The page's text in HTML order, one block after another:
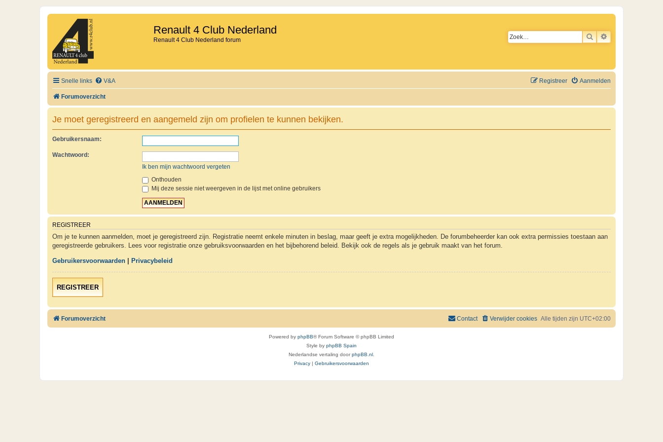
Renault 4 Club Nederland
Renault 4 Club Nederland forum ZOEKUITGEBREID
Snelle links V&A Aanmelden
Registreer
Forumoverzicht
Je moet geregistreerd en aangemeld zijn om profielen te kunnen bekijken.
Gebruikersnaam:
Wachtwoord:
Ik ben mijn wachtwoord vergeten
Onthouden
Mij deze sessie niet weergeven in de lijst met online gebruikers
REGISTREER
Om je te kunnen aanmelden, moet je geregistreerd zijn. Registratie neemt enkele minuten in beslag, maar geeft je extra mogelijkheden. De forumbeheerder kan ook extra permissies toestaan aan
geregistreerde gebruikers. Lees voor registratie onze gebruiksvoorwaarden en het bijbehorend beleid. Bekijk ook de regels als je gebruik maakt van het forum.
Gebruikersvoorwaarden Privacybeleid
REGISTREER
Forumoverzicht Alle tijden zijn UTC+02:00
Verwijder cookies
Contact
Powered by phpBB® Forum Software © phpBB Limited
Style by phpBB Spain
Nederlandse vertaling doorphpBB.nl .
Privacy
Gebruikersvoorwaarden